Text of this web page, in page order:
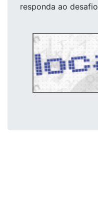
responda ao